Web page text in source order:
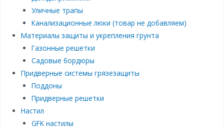
Уличные трапы
Канализационные люки (товар не добавляем)
Материалы защиты и укрепления грунта
Газонные решетки
Садовые бордюры
Придверные системы грязезащиты
Поддоны
Придверные решетки
Настил
GFK настилы